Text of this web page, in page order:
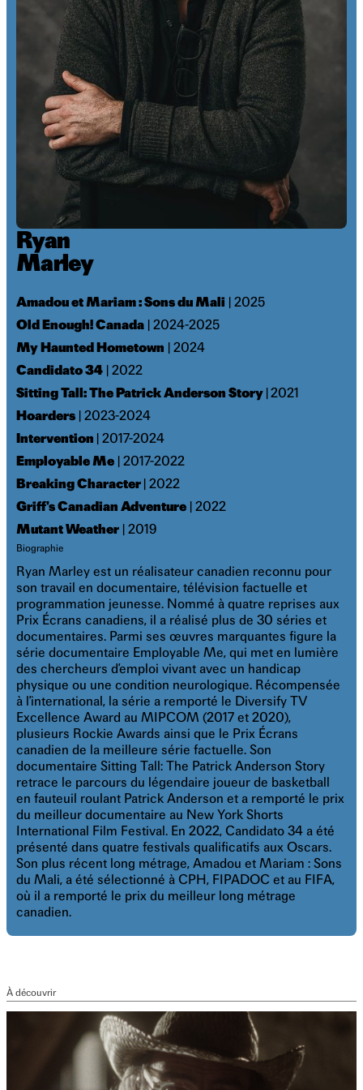
Ryan
Marley
Amadou et Mariam : Sons du Mali | 2025
Old Enough! Canada | 2024-2025
My Haunted Hometown | 2024
Candidato 34 | 2022
Sitting Tall: The Patrick Anderson Story |2021
Hoarders | 2023-2024
Intervention | 2017-2024
Employable Me | 2017-2022
Breaking Character | 2022
Griff's Canadian Adventure | 2022
Mutant Weather | 2019
Biographie
Ryan Marley est un réalisateur canadien reconnu pour
son travail en documentaire, télévision factuelle et
programmation jeunesse. Nommé à quatre reprises aux
Prix Écrans canadiens, il a réalisé plus de 30 séries et
documentaires. Parmi ses œuvres marquantes figure la
série documentaire Employable Me, qui met en lumière
des chercheurs d’emploi vivant avec un handicap
physique ou une condition neurologique. Récompensée
à l’international, la série a remporté le Diversify TV
Excellence Award au MIPCOM (2017 et 2020),
plusieurs Rockie Awards ainsi que le Prix Écrans
canadien de la meilleure série factuelle. Son
documentaire Sitting Tall: The Patrick Anderson Story
retrace le parcours du légendaire joueur de basketball
en fauteuil roulant Patrick Anderson et a remporté le prix
du meilleur documentaire au New York Shorts
International Film Festival. En 2022, Candidato 34 a été
présenté dans quatre festivals qualificatifs aux Oscars.
Son plus récent long métrage, Amadou et Mariam : Sons
du Mali, a été sélectionné à CPH, FIPADOC et au FIFA,
où il a remporté le prix du meilleur long métrage
canadien.
À découvrir